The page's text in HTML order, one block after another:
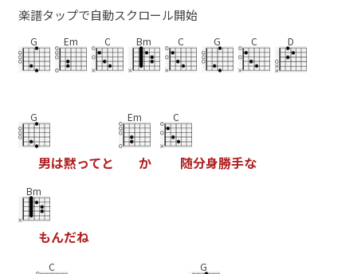
楽譜タップで自動スクロール開始
G Em C Bm C G C D
G
男は黙ってと
Em
か
C
随分身勝手な
Bm
もんだね
C G